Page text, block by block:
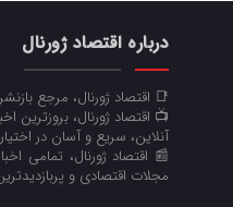
درباره اقتصاد ژورنال
📑 اقتصاد ژورنال، مرجع
📺 اقتصاد ژورنال،
آنلاین، سریع و آسان در
📰 اقتصاد ژورنال، تمامی
مجلات اقتصادی و